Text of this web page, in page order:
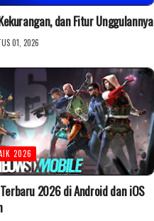
dan Fitur Unggulannya
01, 2026
2026
2026 di Android dan iOS